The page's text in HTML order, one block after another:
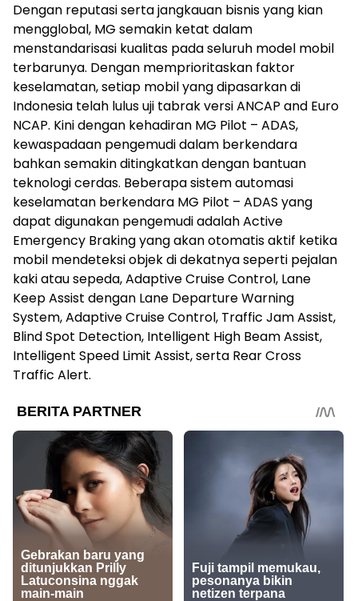
Dengan reputasi serta jangkauan bisnis yang kian
mengglobal, MG semakin ketat dalam
menstandarisasi kualitas pada seluruh model mobil
terbarunya. Dengan memprioritaskan faktor
keselamatan, setiap mobil yang dipasarkan di
Indonesia telah lulus uji tabrak versi ANCAP and Euro
NCAP. Kini dengan kehadiran MG Pilot – ADAS,
kewaspadaan pengemudi dalam berkendara
bahkan semakin ditingkatkan dengan bantuan
teknologi cerdas. Beberapa sistem automasi
keselamatan berkendara MG Pilot – ADAS yang
dapat digunakan pengemudi adalah Active
Emergency Braking yang akan otomatis aktif ketika
mobil mendeteksi objek di dekatnya seperti pejalan
kaki atau sepeda, Adaptive Cruise Control, Lane
Keep Assist dengan Lane Departure Warning
System, Adaptive Cruise Control, Traffic Jam Assist,
Blind Spot Detection, Intelligent High Beam Assist,
Intelligent Speed Limit Assist, serta Rear Cross
Traffic Alert.